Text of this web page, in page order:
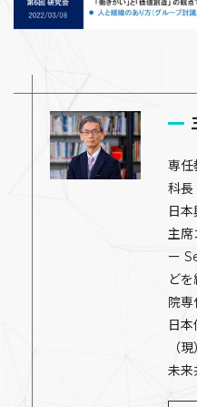
専
科長
日
主席
ー
ど
院専
日
（現）
未来